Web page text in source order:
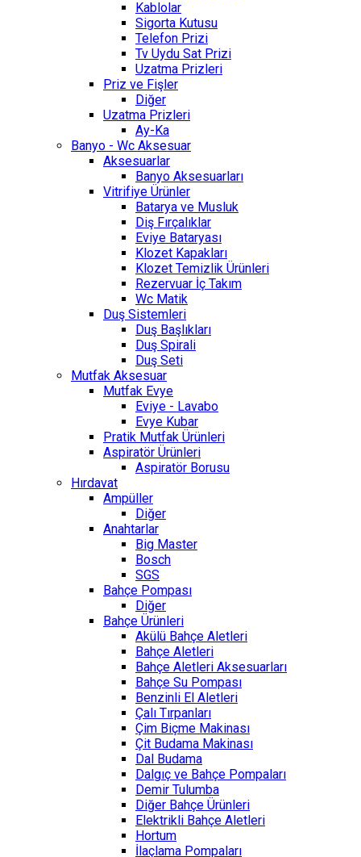
Kablolar
Sigorta Kutusu
Telefon Prizi
Tv Uydu Sat Prizi
Uzatma Prizleri
Priz ve Fişler
Diğer
Uzatma Prizleri
Ay-Ka
Banyo - Wc Aksesuar
Aksesuarlar
Banyo Aksesuarları
Vitrifiye Ürünler
Batarya ve Musluk
Diş Fırçalıklar
Eviye Bataryası
Klozet Kapakları
Klozet Temizlik Ürünleri
Rezervuar İç Takım
Wc Matik
Duş Sistemleri
Duş Başlıkları
Duş Spirali
Duş Seti
Mutfak Aksesuar
Mutfak Evye
Eviye - Lavabo
Evye Kubar
Pratik Mutfak Ürünleri
Aspiratör Ürünleri
Aspiratör Borusu
Hırdavat
Ampüller
Diğer
Anahtarlar
Big Master
Bosch
SGS
Bahçe Pompası
Diğer
Bahçe Ürünleri
Akülü Bahçe Aletleri
Bahçe Aletleri
Bahçe Aletleri Aksesuarları
Bahçe Su Pompası
Benzinli El Aletleri
Çalı Tırpanları
Çim Biçme Makinası
Çit Budama Makinası
Dal Budama
Dalgıç ve Bahçe Pompaları
Demir Tulumba
Diğer Bahçe Ürünleri
Elektrikli Bahçe Aletleri
Hortum
İlaçlama Pompaları